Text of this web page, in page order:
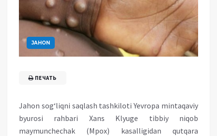
JAHON
ПЕЧАТЬ
Jahon sog‘liqni saqlash tashkiloti Yevropa mintaqaviy
byurosi rahbari Xans Klyuge tibbiy niqob
maymunchechak (Mpox) kasalligidan qutqara